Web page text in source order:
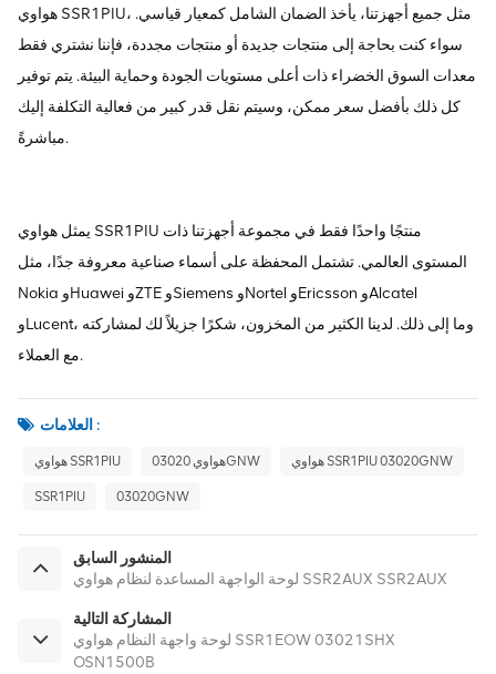
هواوي SSR1PIU، مثل جميع أجهزتنا، يأخذ الضمان الشامل كمعيار قياسي.
سواء كنت بحاجة إلى منتجات جديدة أو منتجات مجددة، فإننا نشتري فقط
معدات السوق الخضراء ذات أعلى مستويات الجودة وحماية البيئة. يتم توفير
كل ذلك بأفضل سعر ممكن، وسيتم نقل قدر كبير من فعالية التكلفة إليك
مباشرةً.
يمثل هواوي SSR1PIU منتجًا واحدًا فقط في مجموعة أجهزتنا ذات
المستوى العالمي. تشتمل المحفظة على أسماء صناعية معروفة جدًا، مثل
Nokia وHuawei وZTE وSiemens وNortel وEricsson وAlcatel
وLucent، وما إلى ذلك. لدينا الكثير من المخزون، شكرًا جزيلاً لك لمشاركته
مع العملاء.
العلامات :
هواوي SSR1PIU هواوي 03020GNW هواوي SSR1PIU 03020GNW
SSR1PIU 03020GNW
المنشور السابق
لوحة الواجهة المساعدة لنظام هواوي SSR2AUX SSR2AUX
المشاركة التالية
لوحة واجهة النظام هواوي SSR1EOW 03021SHX
OSN1500B